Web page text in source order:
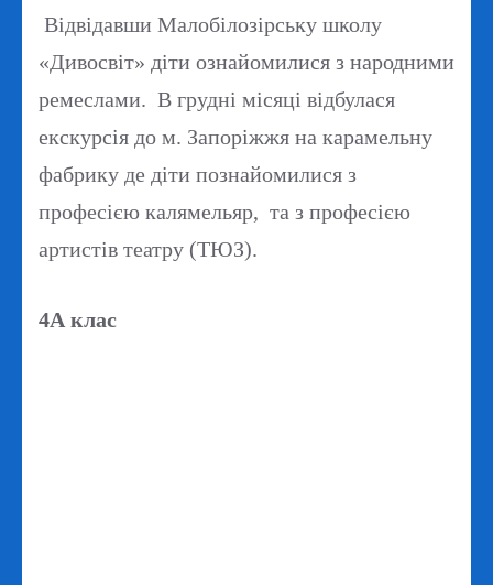
Відвідавши Малобілозірську школу
«Дивосвіт» діти ознайомилися з народними
ремеслами. В грудні місяці відбулася
екскурсія до м. Запоріжжя на карамельну
фабрику де діти познайомилися з
професією калямельяр, та з професією
артистів театру (ТЮЗ).
4А клас